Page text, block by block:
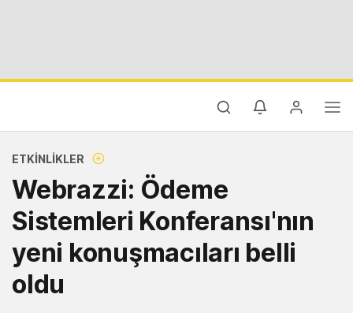
ETKINLIKLER
Webrazzi: Ödeme
Sistemleri Konferansı'nın
yeni konuşmacıları belli
oldu